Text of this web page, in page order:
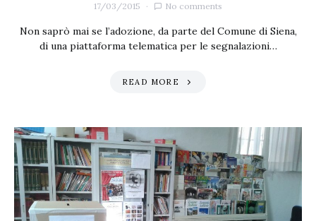
17/03/2015 No comments
Non saprò mai se l’adozione, da parte del Comune di Siena,
di una piattaforma telematica per le segnalazioni…
READ MORE